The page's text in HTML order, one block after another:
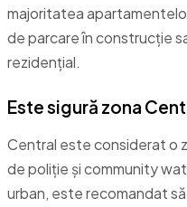
majoritatea
de parcare în construcție
rezidențial.
Este sigură zona
Central este considerat o
de poliție și community
urban, este recomandat